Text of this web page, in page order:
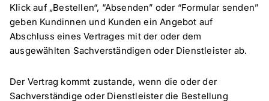
Klick auf „Bestellen“, “Absenden” oder “Formular senden”
geben Kundinnen und Kunden ein Angebot auf
Abschluss eines Vertrages mit der oder dem
ausgewählten Sachverständigen oder Dienstleister ab.
Der Vertrag kommt zustande, wenn die oder der
Sachverständige oder Dienstleister die Bestellung